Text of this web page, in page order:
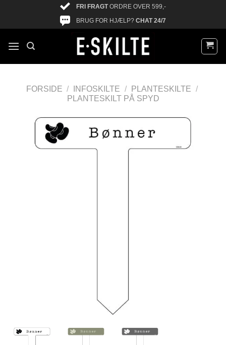
FRI FRAGTORDRE OVER 599,-
BRUG FOR HJÆLP? CHAT 24/7
FORSIDE / INFOSKILTE / PLANTESKILTE /
PLANTESKILT PÅ SPYD